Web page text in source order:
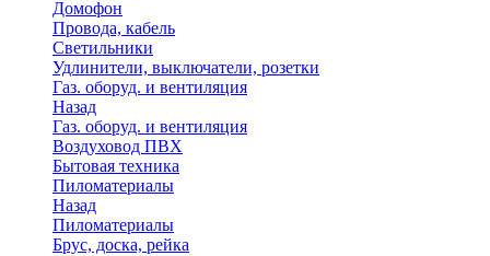
Домофон
Провода, кабель
Светильники
Удлинители, выключатели, розетки
Газ. оборуд. и вентиляция
Назад
Газ. оборуд. и вентиляция
Воздуховод ПВХ
Бытовая техника
Пиломатериалы
Назад
Пиломатериалы
Брус, доска, рейка